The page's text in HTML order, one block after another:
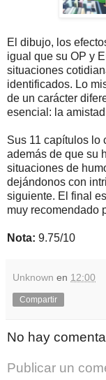
El dibujo, los
igual que su OP y
situaciones
identificados. Lo
de un carácter
esencial: la
Sus 11 capítulos lo
además de que su
situaciones de
dejándonos con
siguiente. El final
muy recomendado
Nota: 9.75/10
Unknown en 12:00
Compartir
No hay
Publicar un